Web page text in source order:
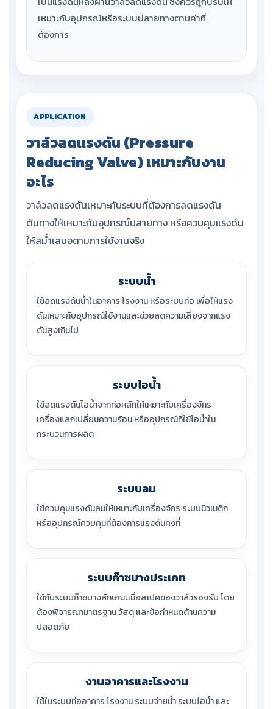
เหมาะกับอุปกรณ์หรือระบบปลายทางตามค่าที่
ต้องการ
APPLICATION
วาล์วลดแรงดัน (Pressure
Reducing Valve) เหมาะกับงาน
อะไร
วาล์วลดแรงดันเหมาะกับระบบที่ต้องการลดแรงดัน
ต้นทางให้เหมาะกับอุปกรณ์ปลายทาง หรือควบคุมแรงดัน
ให้สม่ำเสมอตามการใช้งานจริง
ระบบน้ำ
ใช้ลดแรงดันน้ำในอาคาร โรงงาน หรือระบบท่อ เพื่อให้แรง
ดันเหมาะกับอุปกรณ์ใช้งานและช่วยลดความเสี่ยงจากแรง
ดันสูงเกินไป
ระบบไอน้ำ
ใช้ลดแรงดันไอน้ำจากท่อหลักให้เหมาะกับเครื่องจักร
เครื่องแลกเปลี่ยนความร้อน หรืออุปกรณ์ที่ใช้ไอน้ำใน
กระบวนการผลิต
ระบบลม
ใช้ควบคุมแรงดันลมให้เหมาะกับเครื่องจักร ระบบนิวเมติก
หรืออุปกรณ์ควบคุมที่ต้องการแรงดันคงที่
ระบบก๊าซบางประเภท
ใช้กับระบบก๊าซบางลักษณะเมื่อสเปคของวาล์วรองรับ โดย
ต้องพิจารณามาตรฐาน วัสดุ และข้อกำหนดด้านความ
ปลอดภัย
งานอาคารและโรงงาน
ใช้ในระบบท่ออาคาร โรงงาน ระบบจ่ายน้ำ ระบบไอน้ำ และ